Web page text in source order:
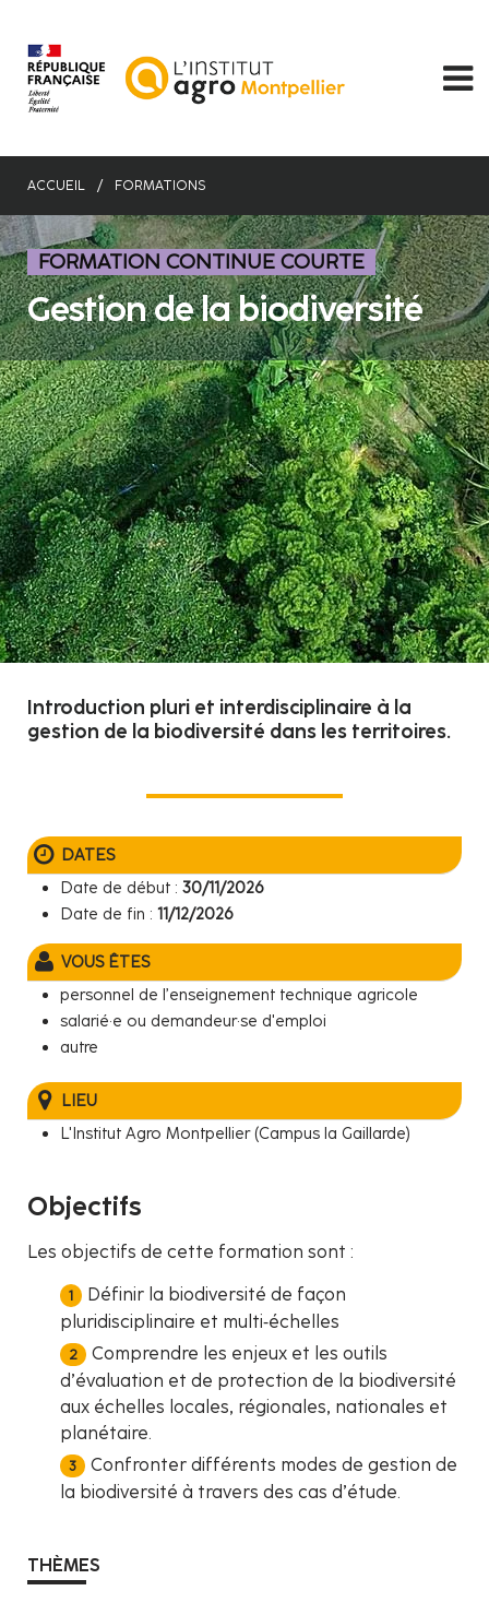
contenu
principal
ACCUEIL FORMATIONS
FORMATION CONTINUE COURTE
Gestion de la biodiversité
Introduction pluri et interdisciplinaire à la
gestion de la biodiversité dans les territoires.
DATES
Date de début : 30/11/2026
Date de fin : 11/12/2026
VOUS ÊTES
personnel de l’enseignement technique agricole
salarié·e ou demandeur·se d'emploi
autre
LIEU
L'Institut Agro Montpellier (Campus la Gaillarde)
Objectifs
Les objectifs de cette formation sont :
Définir la biodiversité de façon
pluridisciplinaire et multi‐échelles
Comprendre les enjeux et les outils
d’évaluation et de protection de la biodiversité
aux échelles locales, régionales, nationales et
planétaire.
Confronter différents modes de gestion de
la biodiversité à travers des cas d’étude.
THÈMES